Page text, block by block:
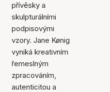
přívěsky a
skulpturálními
podpisovými
vzory. Jane Kønig
vyniká kreativním
řemeslným
zpracováním,
autenticitou a